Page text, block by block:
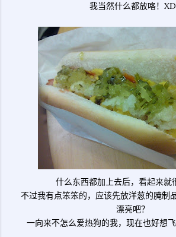
我当然什么都放咯！XD
什么东西都加上去后，看起来就
不过我有点笨笨的，应该先放洋葱的腌制
漂亮吧？
一向来不怎么爱热狗的我，现在也好想